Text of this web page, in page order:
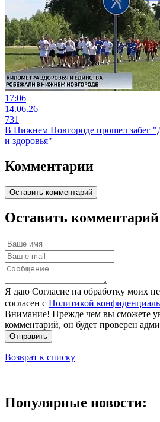
17:06
14.06.26
731
В Нижнем Новгороде прошел забег
и здоровья"
Комментарии
Оставить комментарий
Оставить комментарий
Я даю Согласие на обработку моих
согласен с Политикой
Внимание! Прежде чем вы сможете
комментарий, он будет проверен
Отправить
Возврат к списку
Популярные новости: